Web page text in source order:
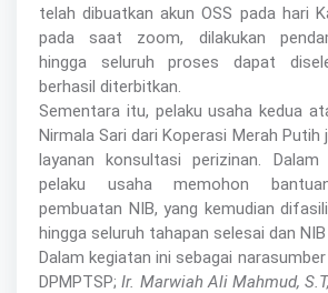
telah dibuatkan akun OSS pada hari
pada saat zoom, dilakukan
hingga seluruh proses dapat
berhasil diterbitkan.
Sementara itu, pelaku usaha kedua
Nirmala Sari dari Koperasi Merah Putih
layanan konsultasi perizinan.
pelaku usaha memohon
pembuatan NIB, yang kemudian
hingga seluruh tahapan selesai dan
Dalam kegiatan ini sebagai
DPMPTSP; Ir. Marwiah Ali Mahmud,